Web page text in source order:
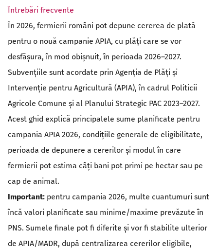
Întrebări frecvente
În 2026, fermierii români pot depune cererea de plată
pentru o nouă campanie APIA, cu plăți care se vor
desfășura, în mod obișnuit, în perioada 2026–2027.
Subvențiile sunt acordate prin Agenția de Plăți și
Intervenție pentru Agricultură (APIA), în cadrul Politicii
Agricole Comune și al Planului Strategic PAC 2023–2027.
Acest ghid explică principalele sume planificate pentru
campania APIA 2026, condițiile generale de eligibilitate,
perioada de depunere a cererilor și modul în care
fermierii pot estima câți bani pot primi pe hectar sau pe
cap de animal.
Important: pentru campania 2026, multe cuantumuri sunt
încă valori planificate sau minime/maxime prevăzute în
PNS. Sumele finale pot fi diferite și vor fi stabilite ulterior
de APIA/MADR, după centralizarea cererilor eligibile,